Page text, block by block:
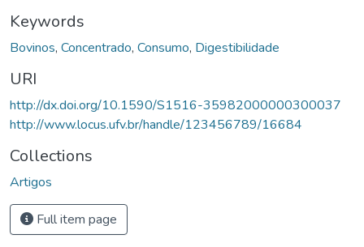
Keywords
Bovinos, Concentrado, Consumo, Digestibilidade
URI
http://dx.doi.org/10.1590/S1516-35982000000300037
http://www.locus.ufv.br/handle/123456789/16684
Collections
Artigos
Full item page